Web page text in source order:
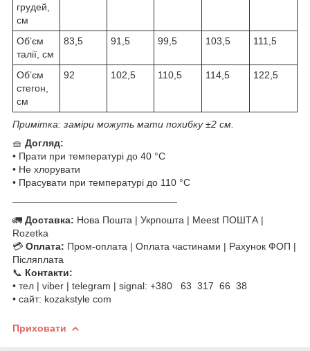
грудей,
см
Обʼєм
талії, см
83,5 91,5 99,5 103,5 111,5
Обʼєм
стегон,
см
92 102,5 110,5 114,5 122,5
Примітка: заміри можуть мати похибку ±2 см.
🧺 Догляд:
• Прати при температурі до 40 °C
• Не хлорувати
• Прасувати при температурі до 110 °C
—————————————————
🚛 Доставка: Нова Пошта | Укрпошта | Meest ПОШТА |
Rozetka
💳 Оплата: Пром-оплата | Оплата частинами | Рахунок ФОП |
Післяплата
📞 Контакти:
• тел | viber | telegram | signal: +380 63 317 66 38
• сайт: kozakstyle com
Приховати